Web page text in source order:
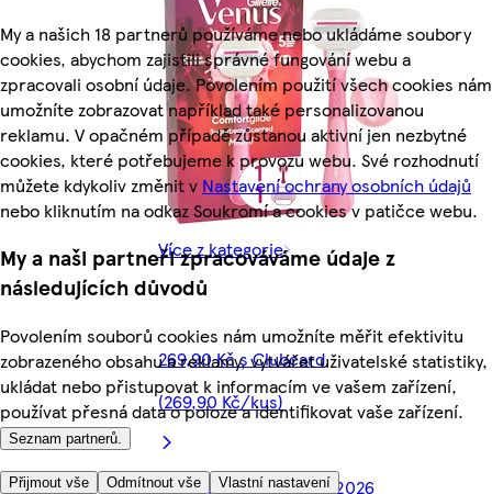
My a našich 18 partnerů používáme nebo ukládáme soubory
cookies, abychom zajistili správné fungování webu a
zpracovali osobní údaje. Povolením použití všech cookies nám
umožníte zobrazovat například také personalizovanou
reklamu. V opačném případě zůstanou aktivní jen nezbytné
cookies, které potřebujeme k provozu webu. Své rozhodnutí
můžete kdykoliv změnit v Nastavení ochrany osobních údajů
nebo kliknutím na odkaz Soukromí a cookies v patičce webu.
My a naši partneři zpracováváme údaje z
následujících důvodů
Povolením souborů cookies nám umožníte měřit efektivitu
zobrazeného obsahu a reklamy, vytvářet uživatelské statistiky,
ukládat nebo přistupovat k informacím ve vašem zařízení,
používat přesná data o poloze a identifikovat vaše zařízení.
Seznam partnerů.
Přijmout vše Odmítnout vše Vlastní nastavení
Více z kategorie
269,90 Kč s Clubcard
(269,90 Kč/kus)
Nabídka platí do 10. 8. 2026